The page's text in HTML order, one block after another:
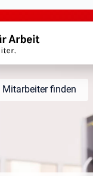
Mitarbeiter finden